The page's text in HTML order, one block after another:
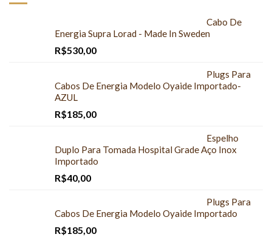
Cabo De
Energia Supra Lorad - Made In Sweden
R$530,00
Plugs Para
Cabos De Energia Modelo Oyaide Importado-
AZUL
R$185,00
Espelho
Duplo Para Tomada Hospital Grade Aço Inox
Importado
R$40,00
Plugs Para
Cabos De Energia Modelo Oyaide Importado
R$185,00